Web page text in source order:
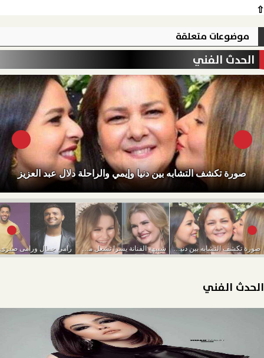
⇧
موضوعات متعلقة
الحدث الفني
صورة تكشف التشابه بين دنيا وإيمي والراحلة دلال عبد العزيز
صورة تكشف التشابه بين دنيا وإيمي والراحلة دلال... شبيهة الفنانة يسرا تشعل مواقع التواصل الاجتماعى
الحدث الفني